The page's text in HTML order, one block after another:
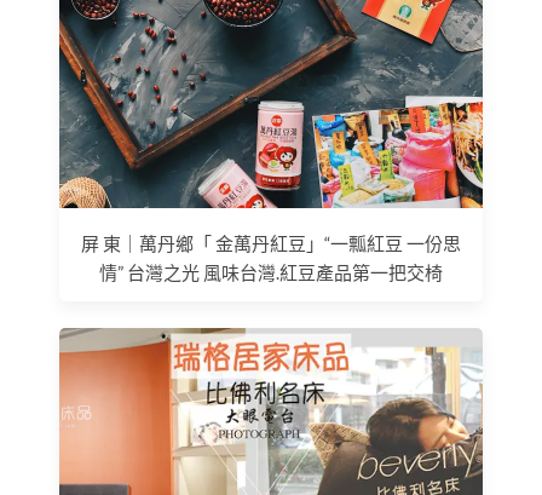
屏 東｜萬丹鄉「 金萬丹紅豆」“一瓢紅豆 一份思
情” 台灣之光 風味台灣.紅豆產品第一把交椅